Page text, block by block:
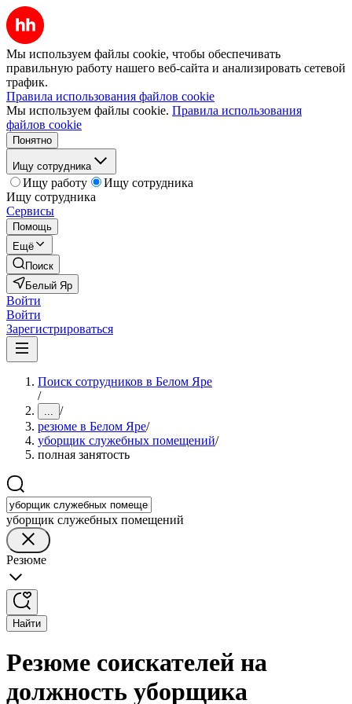
Мы используем файлы cookie, чтобы обеспечивать
правильную работу нашего веб-сайта и анализировать сетевой
трафик.
Правила использования файлов cookie
Мы используем файлы cookie. Правила использования
файлов cookie
Понятно
Ищу сотрудника
Ищу работу
Ищу сотрудника
Ищу сотрудника
Сервисы
Помощь
Ещё
Поиск
Белый Яр
Войти
Войти
Зарегистрироваться
Поиск сотрудников в Белом Яре
/
... /
резюме в Белом Яре/
уборщик служебных помещений/
полная занятость
уборщик служебных помещений
Резюме
Найти
Резюме соискателей на
должность уборщика